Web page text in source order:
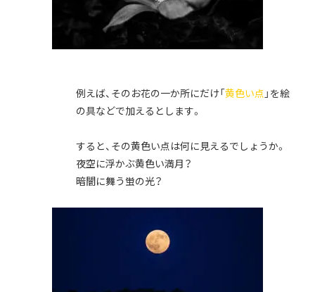
例えば、そのお花の一か所にだけ「黄色い点 」を絵
の具などで加えるとします。
すると、その黄色い点は何に見えるでしょうか。
夜空に浮かぶ黄色い満月？
暗闇に舞う蛍の光？